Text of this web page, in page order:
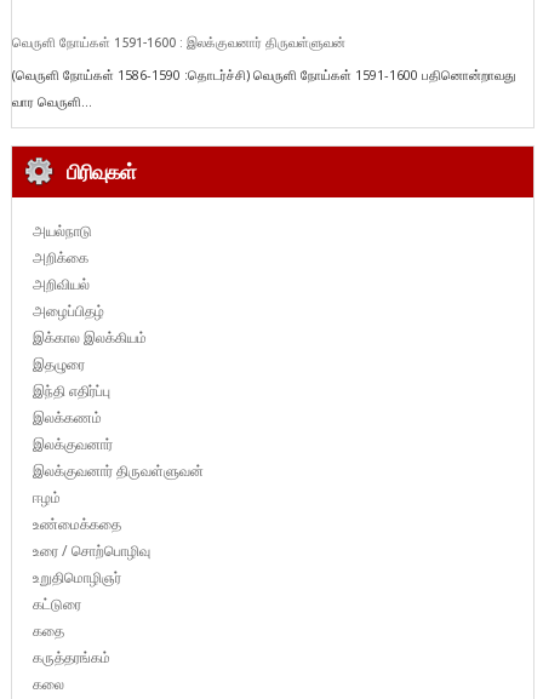
வெருளி நோய்கள் 1591-1600 : இலக்குவனார் திருவள்ளுவன்
(வெருளி நோய்கள் 1586-1590 :தொடர்ச்சி) வெருளி நோய்கள் 1591-1600 பதினொன்றாவது
வார வெருளி...
பிரிவுகள்
அயல்நாடு
அறிக்கை
அறிவியல்
அழைப்பிதழ்
இக்கால இலக்கியம்
இதழுரை
இந்தி எதிர்ப்பு
இலக்கணம்
இலக்குவனார்
இலக்குவனார் திருவள்ளுவன்
ஈழம்
உண்மைக்கதை
உரை / சொற்பொழிவு
உறுதிமொழிஞர்
கட்டுரை
கதை
கருத்தரங்கம்
கலை